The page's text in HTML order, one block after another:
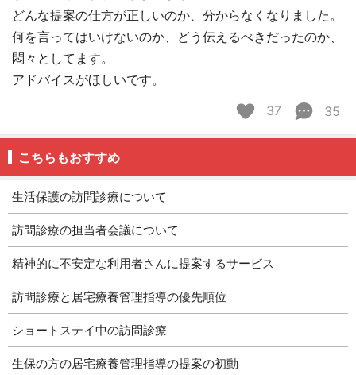
どんな提案の仕方が正しいのか、分からなくなりました。
何を言ってはいけないのか、どう伝えるべきだったのか、
悶々としてます。
アドバイスがほしいです。
37
35
こちらもおすすめ
生活保護の訪問診療について
訪問診療の担当者会議について
精神的に不安定な利用者さんに提案するサービス
訪問診療と居宅療養管理指導の優先順位
ショートステイ中の訪問診療
生保の方の居宅療養管理指導の提案の初動